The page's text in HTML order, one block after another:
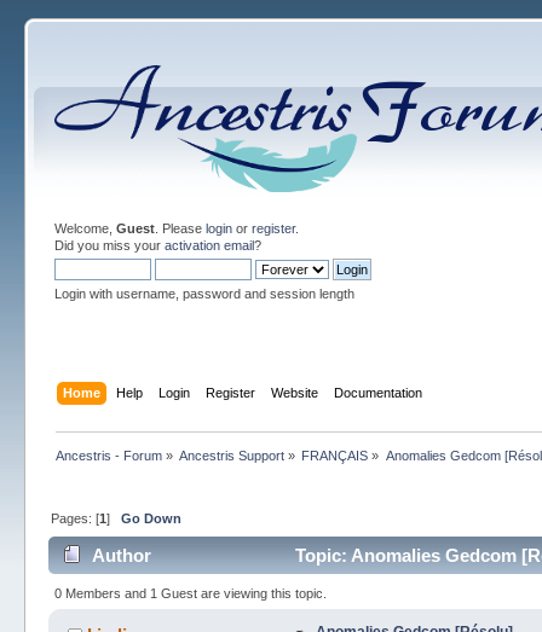
Welcome, Guest. Please loginor register.
Did you miss your activation email?
Login with username, password and session length
Home Help Login Register Website Documentation
Ancestris - Forum» Ancestris Support » FRANÇAIS » Anomalies Gedcom
Pages: [1] Go Down
Author Topic: Anomalies Gedcom
0 Members and 1 Guest are viewing this topic.